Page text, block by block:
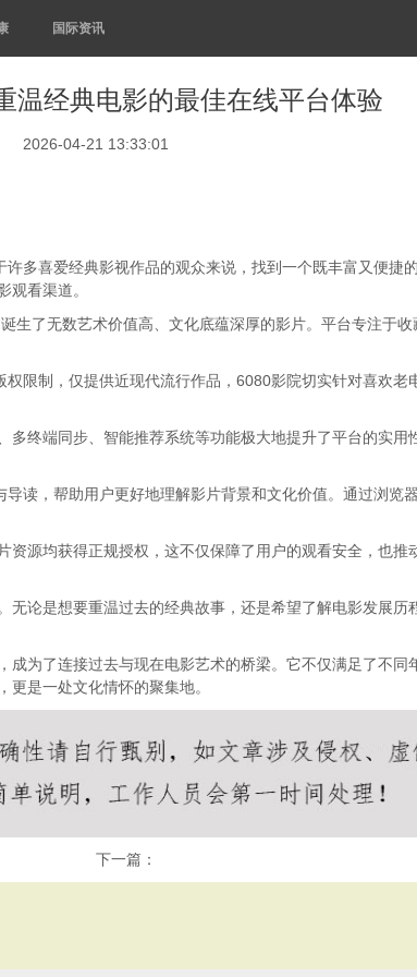
国际资讯
温经典电影的最佳在线平台体验
2026-04-21 13:33:01
多喜爱经典影视作品的观众来说，找到一个既丰富又便捷
观看渠道。
了无数艺术价值高、文化底蕴深厚的影片。平台专注于
限制，仅提供近现代流行作品，6080影院切实针对喜欢老
终端同步、智能推荐系统等功能极大地提升了平台的实
读，帮助用户更好地理解影片背景和文化价值。通过浏览
源均获得正规授权，这不仅保障了用户的观看安全，也推
论是想要重温过去的经典故事，还是希望了解电影发展
成为了连接过去与现在电影艺术的桥梁。它不仅满足了不
是一处文化情怀的聚集地。
下一篇：